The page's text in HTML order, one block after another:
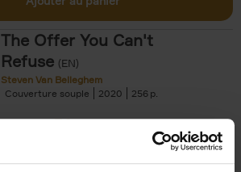
The Offer You Can't
Refuse (EN)
Steven Van Belleghem
Couverture souple
2020 256
€37,50